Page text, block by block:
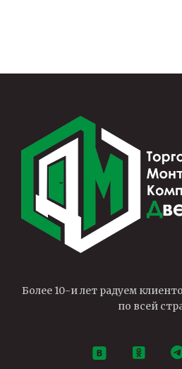
Более 10-и лет радуем
по всей